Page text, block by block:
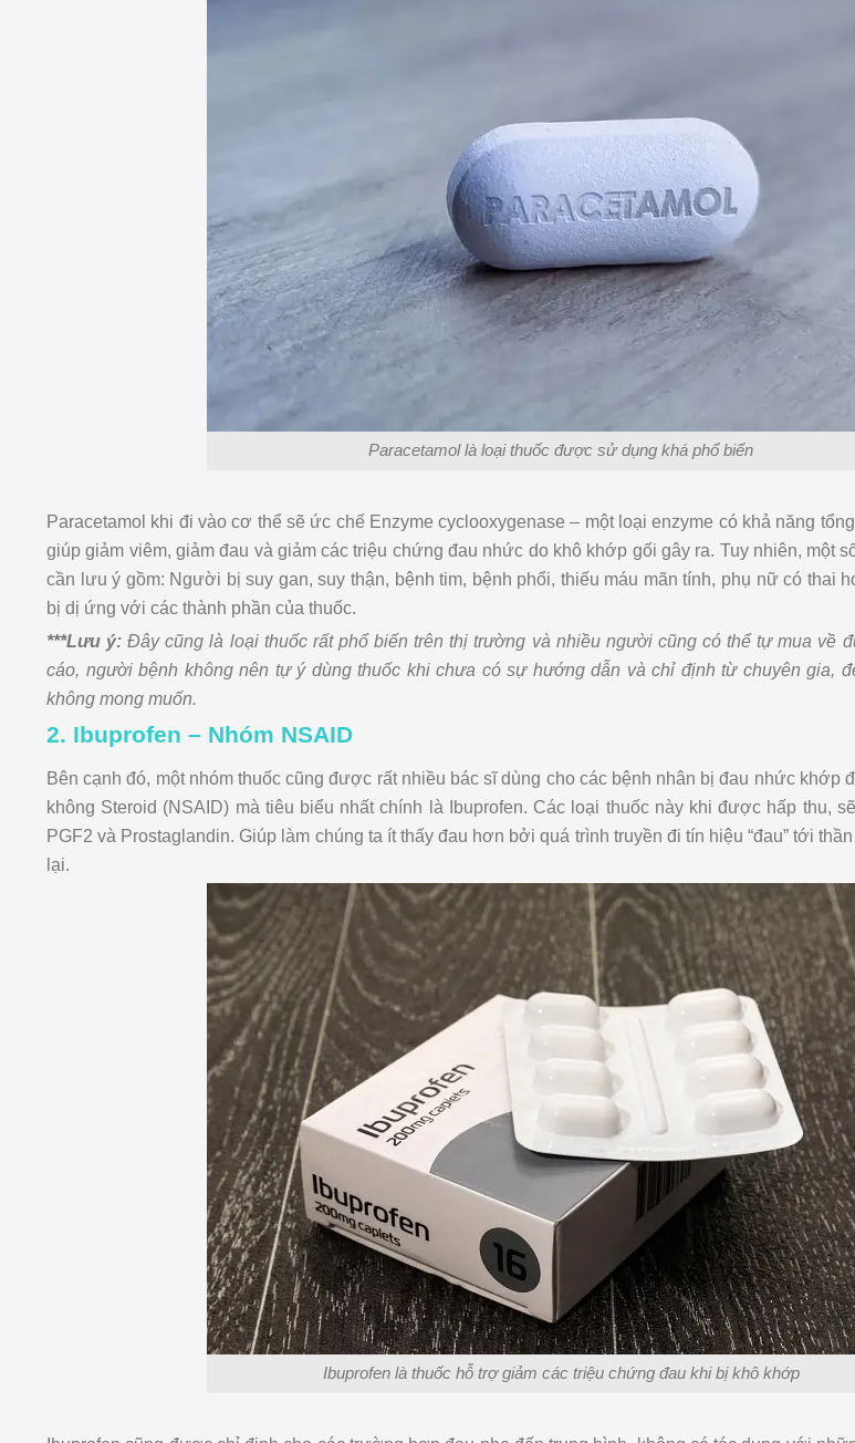
Paracetamol là loại thuốc được sử dụng khá phổ biến
Paracetamol khi đi vào cơ thể sẽ ức chế Enzyme cyclooxygenase – một loại enzyme có khả năng
giúp giảm viêm, giảm đau và giảm các triệu chứng đau nhức do khô khớp gối gây ra. Tuy nhiên, một
cần lưu ý gồm: Người bị suy gan, suy thận, bệnh tim, bệnh phổi, thiếu máu mãn tính, phụ nữ có thai
bị dị ứng với các thành phần của thuốc.
***Lưu ý: Đây cũng là loại thuốc rất phổ biến trên thị trường và nhiều người cũng có thể tự mua về
cáo, người bệnh không nên tự ý dùng thuốc khi chưa có sự hướng dẫn và chỉ định từ chuyên gia,
không mong muốn.
2. Ibuprofen – Nhóm NSAID
Bên cạnh đó, một nhóm thuốc cũng được rất nhiều bác sĩ dùng cho các bệnh nhân bị đau nhức khớp
không Steroid (NSAID) mà tiêu biểu nhất chính là Ibuprofen. Các loại thuốc này khi được hấp thu,
PGF2 và Prostaglandin. Giúp làm chúng ta ít thấy đau hơn bởi quá trình truyền đi tín hiệu “đau” tới
lại.
Ibuprofen là thuốc hỗ trợ giảm các triệu chứng đau khi bị khô khớp